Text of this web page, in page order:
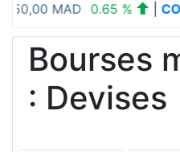
PHARMACEUTIQUE
Bourses
: Devises